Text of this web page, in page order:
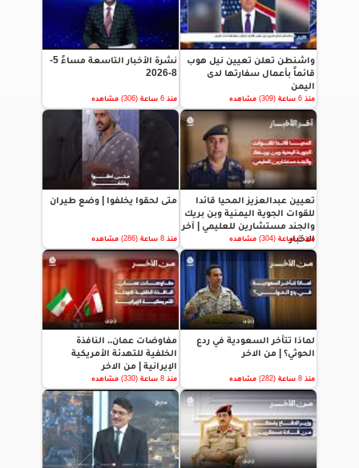
واشنطن تعلن تعيين نيل هوب
قائماً بأعمال سفارتها لدى
اليمن
منذ 6 ساعة (309) مشاهده
نشرة الأخبار التاسعة مساءً 5-
8-2026
منذ 6 ساعة (306) مشاهده
تعيين عبدالعزيز المحيا قائدا
للقوات الجوية اليمنية وبن بريك
والجند مستشارين للعليمي | آخر
الاخبار
منذ 8 ساعة (304) مشاهده
متى لحقوا يخلفوا | وضع طيران
منذ 8 ساعة (286) مشاهده
لماذا تتأخر السعودية في ردع
الحوثي؟ | من الاخر
منذ 8 ساعة (282) مشاهده
مفاوضات عمان.. النافذة
الخلفية للتهدئة الأمريكية
الإيرانية | من الاخر
منذ 8 ساعة (330) مشاهده